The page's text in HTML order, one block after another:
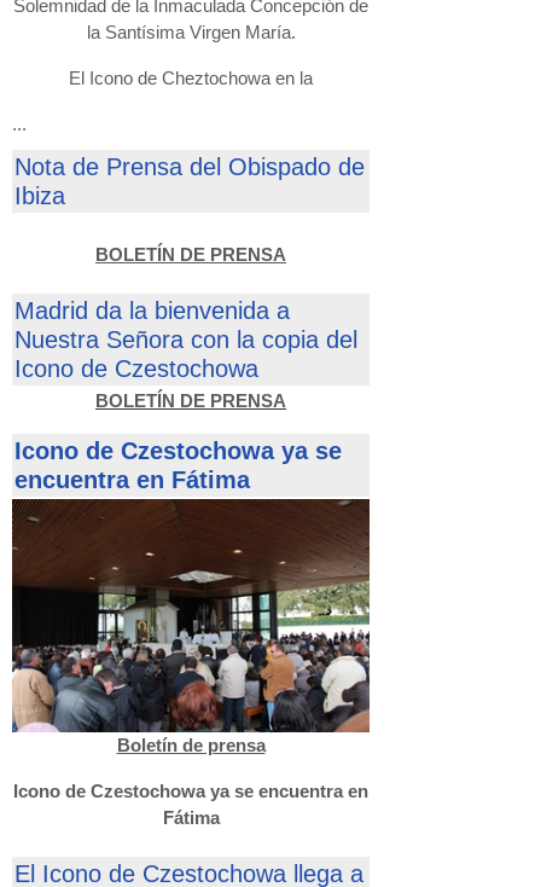
Solemnidad de la Inmaculada Concepción de
la Santísima Virgen María.
El Icono de Cheztochowa en la
...
Nota de Prensa del Obispado de
Ibiza
BOLETÍN DE PRENSA
Madrid da la bienvenida a
Nuestra Señora con la copia del
Icono de Czestochowa
BOLETÍN DE PRENSA
Icono de Czestochowa ya se
encuentra en Fátima
Boletín de prensa
Icono de Czestochowa ya se encuentra en
Fátima
El Icono de Czestochowa llega a